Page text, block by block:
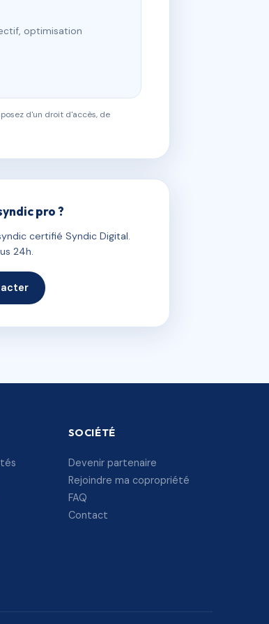
optimisation
d'un droit d'accès, de
pro ?
certifié Syndic Digital.
24h.
SOCIÉTÉ
Devenir partenaire
Rejoindre ma copropriété
FAQ
Contact